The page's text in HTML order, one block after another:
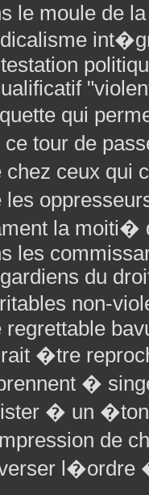
le moule de
qui
ce tour de
chez ceux qui
les
la moiti�
les
gardiens du
non-
regrettable
�tre
�
� un
de
l�ordre